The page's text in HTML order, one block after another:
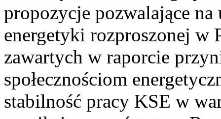
propozycje pozwalające
energetyki rozproszonej w
zawartych w raporcie
społecznościom
stabilność pracy KSE w